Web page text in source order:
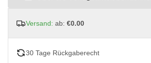
Versand: ab: €0.00
30 Tage Rückgaberecht